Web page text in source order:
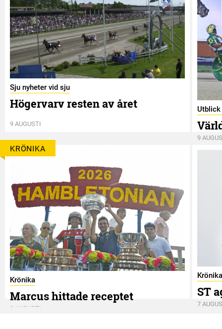
Sju nyheter vid sju
Högervarv resten av året
9 AUGUSTI
Utblick
9
KRÖNIKA
Krönika
Marcus hittade receptet
9 AUGUSTI
Krönika
ST
7